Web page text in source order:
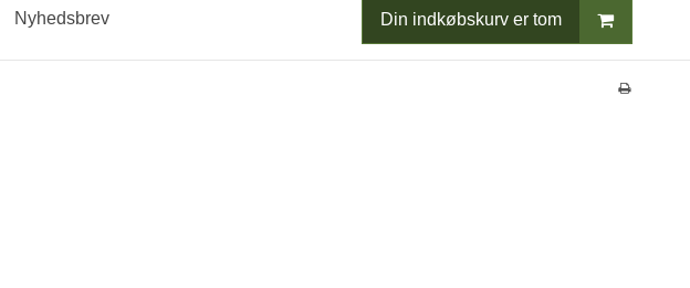
Nyhedsbrev Din indkøbskurv er tom